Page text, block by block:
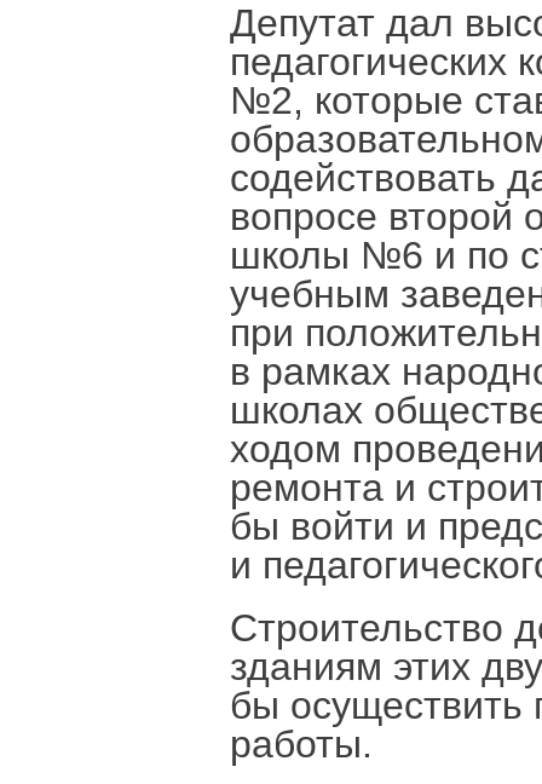
Депутат дал
№2, которые
содействовать
вопросе второй
школы №6 и по
учебным
при
в рамках
школах
ходом
ремонта и
бы войти и
и
Строительство
зданиям этих
бы
работы.